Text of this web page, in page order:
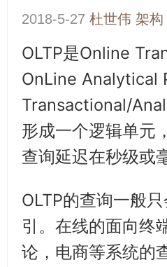
2018-5-27 杜世伟 架构
OLTP是Online
OnLine Analytical
Transactional/
形成一个逻辑单元
查询延迟在秒级或
OLTP的查询一般
引。在线的面向终
论，电商等系统的